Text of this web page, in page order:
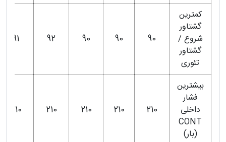
کمترین
گشتاور
شروع /
گشتاور
تئوری
90
90
90
92
91
بیشترین
فشار
داخلی
CONT
(بار)
210
210
210
210
210